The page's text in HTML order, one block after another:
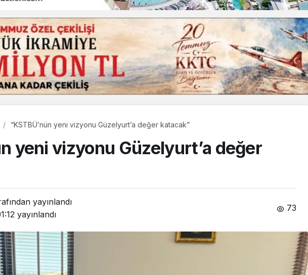
“KSTBÜ’nün yeni vizyonu Güzelyurt’a değer katacak”
yeni vizyonu Güzelyurt’a değer
yayınlandı
yayınlandı
73